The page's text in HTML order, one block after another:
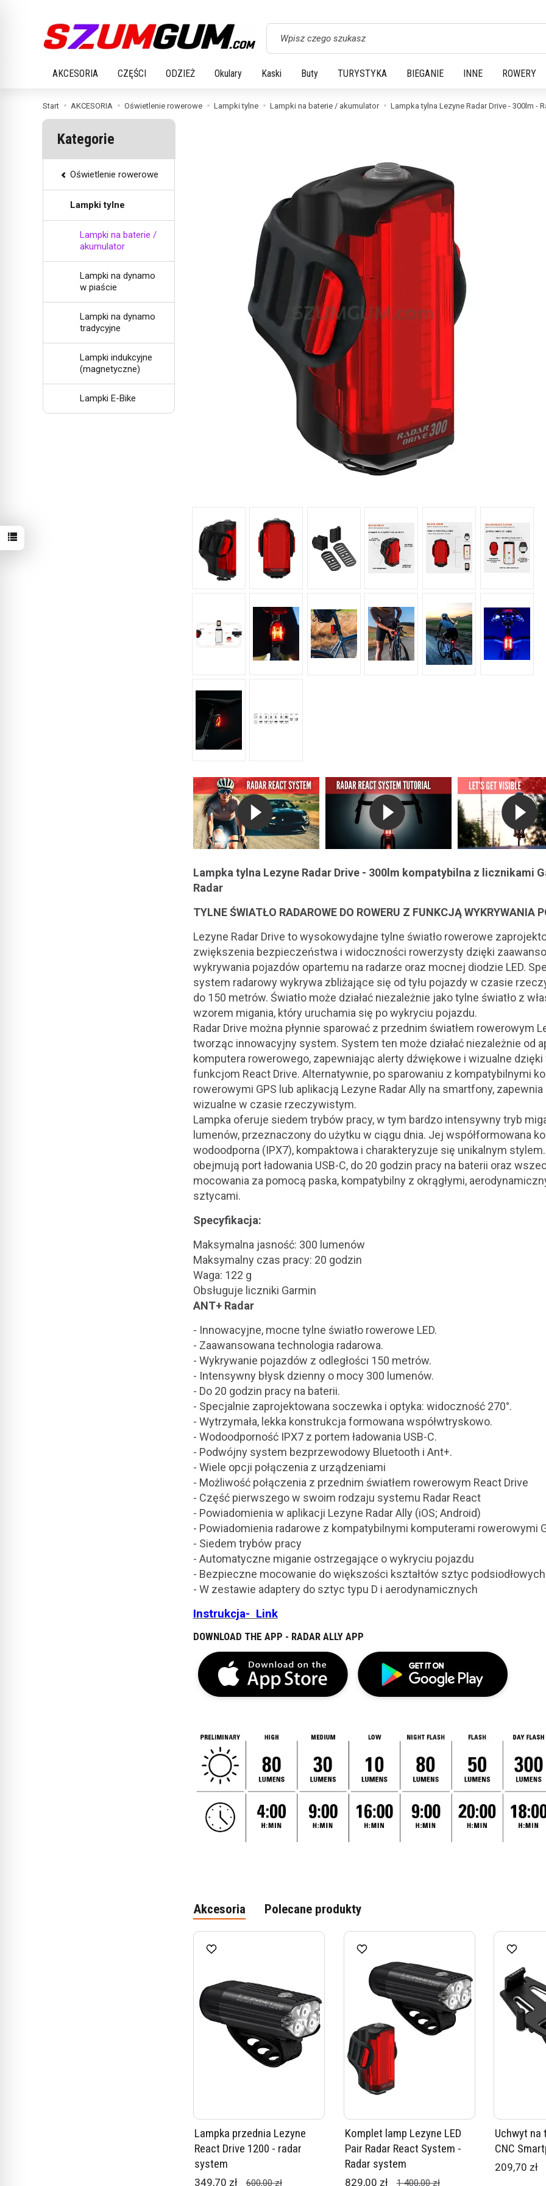
Wyszukaj
AKCESORIA CZĘŚCI ODZIEŻ Okulary Kaski Buty TURYSTYKA BIEGANIE INNE ROWERY
Start AKCESORIA Oświetlenie rowerowe Lampki tylne Lampki na baterie / akumulator Lampka tylna Lezyne Radar Drive - 300lm -
Lampka tylna Lezyne Radar Drive - 300lm kompatybilna z licznikami
Radar
TYLNE ŚWIATŁO RADAROWE DO ROWERU Z FUNKCJĄ WYKRYWANIA
Lezyne Radar Drive to wysokowydajne tylne światło rowerowe
zwiększenia bezpieczeństwa i widoczności rowerzysty dzięki
wykrywania pojazdów opartemu na radarze oraz mocnej diodzie LED.
system radarowy wykrywa zbliżające się od tyłu pojazdy w czasie
do 150 metrów. Światło może działać niezależnie jako tylne światło z
wzorem migania, który uruchamia się po wykryciu pojazdu.
Radar Drive można płynnie sparować z przednim światłem rowerowym
tworząc innowacyjny system. System ten może działać niezależnie od
komputera rowerowego, zapewniając alerty dźwiękowe i wizualne
funkcjom React Drive. Alternatywnie, po sparowaniu z kompatybilnymi
rowerowymi GPS lub aplikacją Lezyne Radar Ally na smartfony,
wizualne w czasie rzeczywistym.
Lampka oferuje siedem trybów pracy, w tym bardzo intensywny tryb
lumenów, przeznaczony do użytku w ciągu dnia. Jej współformowana
wodoodporna (IPX7), kompaktowa i charakteryzuje się unikalnym
obejmują port ładowania USB-C, do 20 godzin pracy na baterii oraz
mocowania za pomocą paska, kompatybilny z okrągłymi,
sztycami.
Specyfikacja:
Maksymalna jasność: 300 lumenów
Maksymalny czas pracy: 20 godzin
Waga: 122 g
Obsługuje liczniki Garmin
ANT+ Radar
- Innowacyjne, mocne tylne światło rowerowe LED.
- Zaawansowana technologia radarowa.
- Wykrywanie pojazdów z odległości 150 metrów.
- Intensywny błysk dzienny o mocy 300 lumenów.
- Do 20 godzin pracy na baterii.
- Specjalnie zaprojektowana soczewka i optyka: widoczność 270°.
- Wytrzymała, lekka konstrukcja formowana współwtryskowo.
- Wodoodporność IPX7 z portem ładowania USB-C.
- Podwójny system bezprzewodowy Bluetooth i Ant+.
- Wiele opcji połączenia z urządzeniami
- Możliwość połączenia z przednim światłem rowerowym React Drive
- Część pierwszego w swoim rodzaju systemu Radar React
- Powiadomienia w aplikacji Lezyne Radar Ally (iOS; Android)
- Powiadomienia radarowe z kompatybilnymi komputerami rowerowymi
- Siedem trybów pracy
- Automatyczne miganie ostrzegające o wykryciu pojazdu
- Bezpieczne mocowanie do większości kształtów sztyc podsiodłowych
- W zestawie adaptery do sztyc typu D i aerodynamicznych
Instrukcja- Link
DOWNLOAD THE APP - RADAR ALLY APP
Akcesoria Polecane produkty
Lampka przednia Lezyne
React Drive 1200 - radar
system
349,70 zł 600,00 zł
Komplet lamp Lezyne LED
Pair Radar React System -
Radar system
829,00 zł 1 400,00 zł
Uchwyt
CNC
209,70 zł
Kategorie
Oświetlenie rowerowe
Lampki tylne
Lampki na baterie /
akumulator
Lampki na dynamo
w piaście
Lampki na dynamo
tradycyjne
Lampki indukcyjne
(magnetyczne)
Lampki E-Bike